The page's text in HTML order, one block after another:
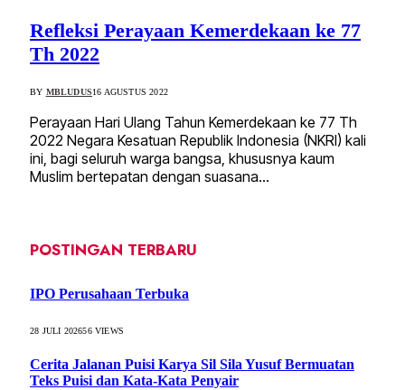
Refleksi Perayaan Kemerdekaan ke 77
Th 2022
BY MBLUDUS16 AGUSTUS 2022
Perayaan Hari Ulang Tahun Kemerdekaan ke 77 Th
2022 Negara Kesatuan Republik Indonesia (NKRI) kali
ini, bagi seluruh warga bangsa, khususnya kaum
Muslim bertepatan dengan suasana…
POSTINGAN TERBARU
IPO Perusahaan Terbuka
28 JULI 202656VIEWS
Cerita Jalanan Puisi Karya Sil Sila Yusuf Bermuatan
Teks Puisi dan Kata-Kata Penyair